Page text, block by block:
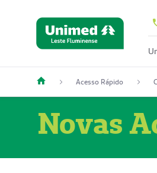
Acesso Rápido
Novas